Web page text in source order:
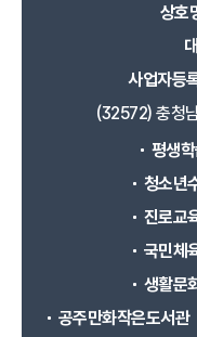
상호
사업자등
(32572) 충청
평생
청소년
진로교
국민체
생활문
공주만화작은도서관